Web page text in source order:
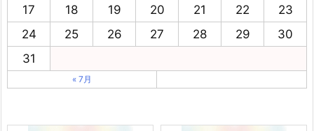
17
18 19 20 21 22
23
24
25 26 27 28 29
30
31
« 7月